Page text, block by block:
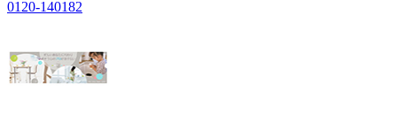
0120-140182